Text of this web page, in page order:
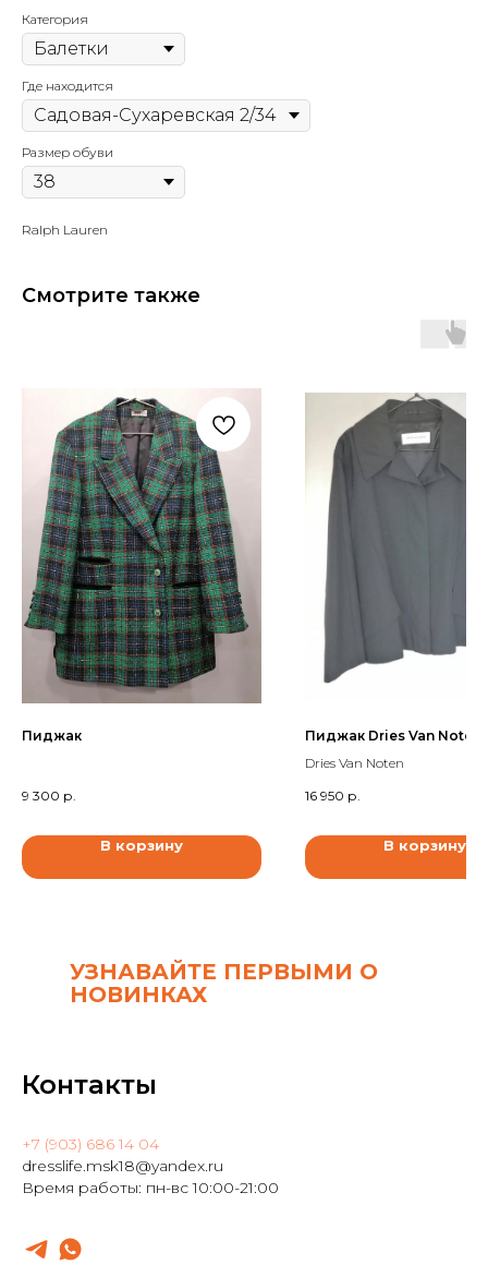
Категория
Где находится
Размер обуви
Ralph Lauren
Смотрите также
Пиджак
9 300 р.
В корзину
Пиджак Dries Van Noten
Dries Van Noten
16 950 р.
В корзину
УЗНАВАЙТЕ ПЕРВЫМИ О
НОВИНКАХ
Контакты
+7 (903) 686 14 04
dresslife.msk18@yandex.ru
Время работы: пн-вс 10:00-21:00